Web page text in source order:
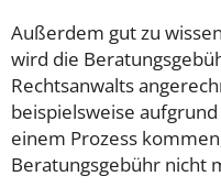
Außerdem gut zu
wird die
Rechtsanwalts
beispielsweise
einem Prozess
Beratungsgebühr nicht